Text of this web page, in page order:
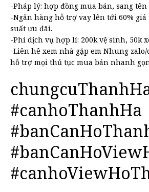
-Pháp lý: hợp đồng mua bán, sang
-Ngân hàng hỗ trợ vay lên tới 60%
suất ưu đãi.
-Phí dịch vụ hợp lí: 200k vệ sinh, 50k
-Liên hê xem nhà gặp em Nhung zalo/
hỗ trợ mọi thủ tục mua bán nhanh
#canhoThanhHa